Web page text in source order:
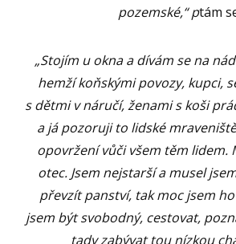
pozemské,“ ptám
„Stojím u okna a dívám se na
hemží koňskými povozy, kupci,
s dětmi v náručí, ženami s koši
a já pozoruji to lidské
opovržení vůči všem těm lidem.
otec. Jsem nejstarší a musel
převzít panství, tak moc jsem
jsem být svobodný, cestovat,
tady zabývat tou nízkou